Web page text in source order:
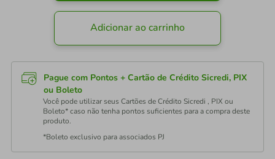
Adicionar ao carrinho
Pague com Pontos + Cartão de Crédito Sicredi, PIX
ou Boleto
Você pode utilizar seus Cartões de Crédito Sicredi , PIX ou
Boleto* caso não tenha pontos suficientes para a compra deste
produto.
*Boleto exclusivo para associados PJ